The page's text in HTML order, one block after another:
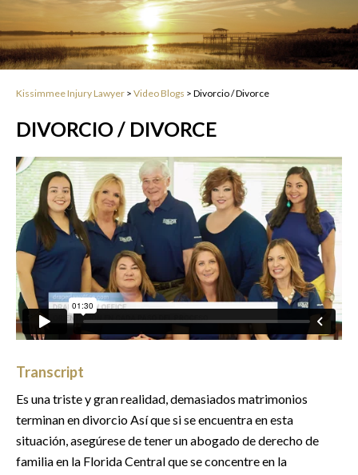
Kissimmee Injury Lawyer > Video Blogs > Divorcio / Divorce
DIVORCIO / DIVORCE
Transcript
Es una triste y gran realidad, demasiados matrimonios
terminan en divorcio Así que si se encuentra en esta
situación, asegúrese de tener un abogado de derecho de
familia en la Florida Central que se concentre en la